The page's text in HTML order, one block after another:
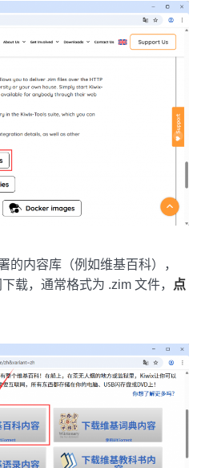
的内容库（例如维基百科），
载，通常格式为 .zim 文件，
点